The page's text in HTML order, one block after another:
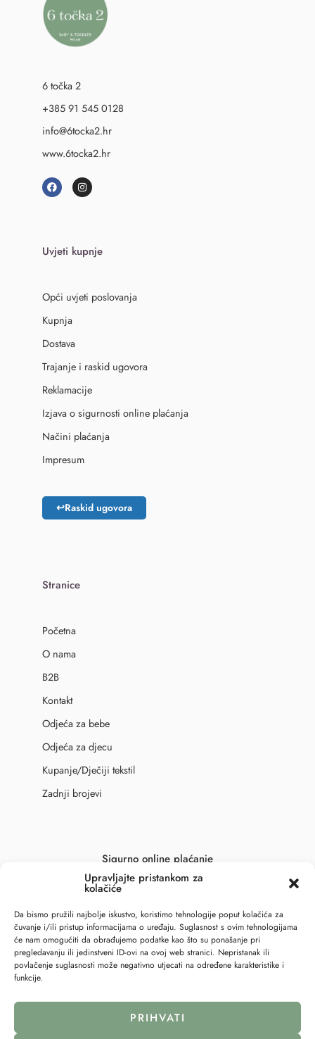
Upravljajte pristankom za
kolačiće
Da bismo pružili najbolje iskustvo, koristimo tehnologije poput kolačića za
čuvanje i/ili pristup informacijama o uređaju. Suglasnost s ovim tehnologijama
će nam omogućiti da obrađujemo podatke kao što su ponašanje pri
pregledavanju ili jedinstveni ID-ovi na ovoj web stranici. Nepristanak ili
povlačenje suglasnosti može negativno utjecati na određene karakteristike i
funkcije.
PRIHVATI
6 točka 2
+385 91 545 0128
info@6tocka2.hr
www.6tocka2.hr
Uvjeti kupnje
Opći uvjeti poslovanja
Kupnja
Dostava
Trajanje i raskid ugovora
Reklamacije
Izjava o sigurnosti online plaćanja
Načini plaćanja
Impresum
↩Raskid ugovora
Stranice
Početna
O nama
B2B
Kontakt
Odjeća za bebe
Odjeća za djecu
Kupanje/Dječiji tekstil
Zadnji brojevi
Sigurno online plaćanje